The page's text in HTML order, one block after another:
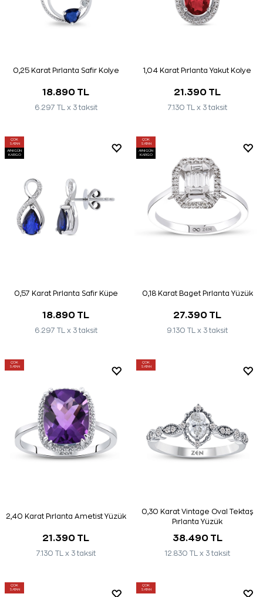
0,25 Karat Pırlanta Safir Kolye
18.890 TL
6.297 TL x 3 taksit
1,04 Karat Pırlanta Yakut Kolye
21.390 TL
7.130 TL x 3 taksit
ÇOK
SATAN
AYNI GÜN
KARGO
0,57 Karat Pırlanta Safir Küpe
18.890 TL
6.297 TL x 3 taksit
ÇOK
SATAN
AYNI GÜN
KARGO
0,18 Karat Baget Pırlanta Yüzük
27.390 TL
9.130 TL x 3 taksit
ÇOK
SATAN
2,40 Karat Pırlanta Ametist Yüzük
21.390 TL
7.130 TL x 3 taksit
ÇOK
SATAN
0,30 Karat Vintage Oval Tektaş
Pırlanta Yüzük
38.490 TL
12.830 TL x 3 taksit
ÇOK
SATAN
ÇOK
SATAN